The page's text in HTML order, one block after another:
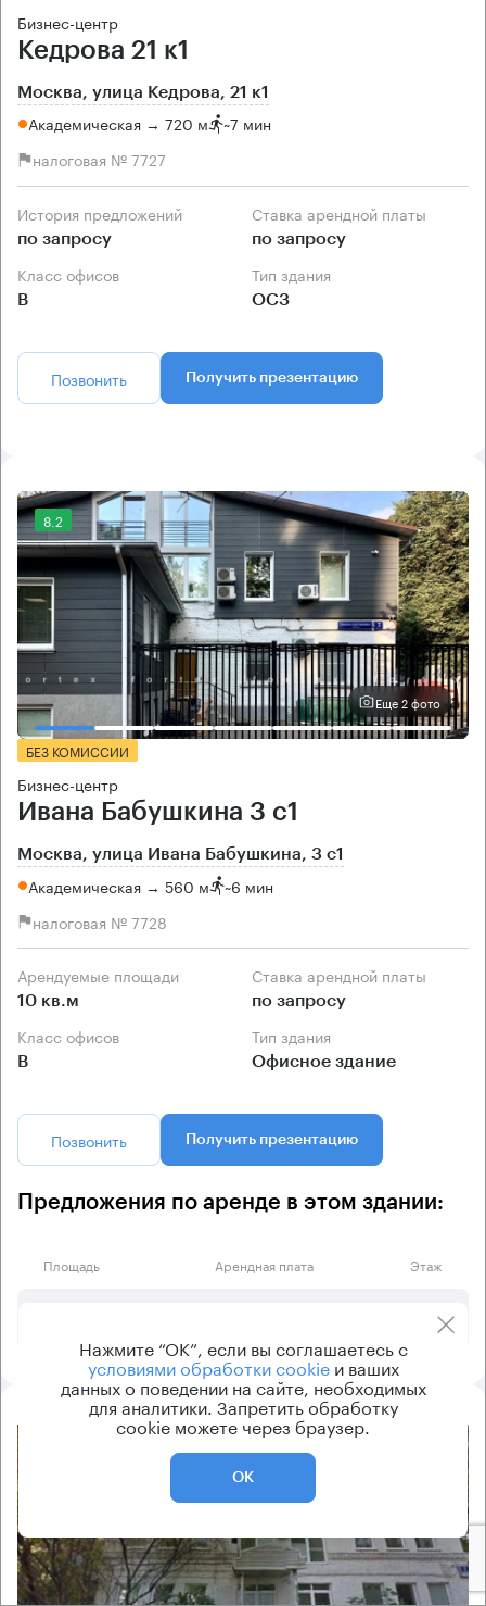
Бизнес-центр
Кедрова 21 к1
Москва, улица Кедрова, 21 к1
Академическая → 720 м ~7 мин
налоговая № 7727
История предложений
по запросу
Ставка арендной платы
по запросу
Класс офисов
B
Тип здания
ОСЗ
Позвонить Получить презентацию
8.2
Еще 2 фото
БЕЗ КОМИССИИ
Бизнес-центр
Ивана Бабушкина 3 с1
Москва, улица Ивана Бабушкина, 3 с1
Академическая → 560 м ~6 мин
налоговая № 7728
Арендуемые площади
10 кв.м
Ставка арендной платы
по запросу
Класс офисов
B
Тип здания
Офисное здание
Позвонить Получить презентацию
Предложения по аренде в этом здании:
Площадь Арендная плата Этаж
2
Нажмите “ОК”, если вы соглашаетесь с
условиями обработки cookieи ваших
данных о поведении на сайте, необходимых
для аналитики. Запретить обработку
cookie можете через браузер.
ОК